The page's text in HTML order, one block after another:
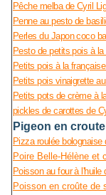
Pêche melba de Cyril
Penne au pesto de
Perles du Japon coco
Pesto de petits pois à
Petits pois à la
Petits pois vinaigrette
Petits pots de crème à
pickles de carottes de
Pigeon en
Pizza roulée
Poire Belle-Hélène et
Poisson au four à
Poisson en croûte de